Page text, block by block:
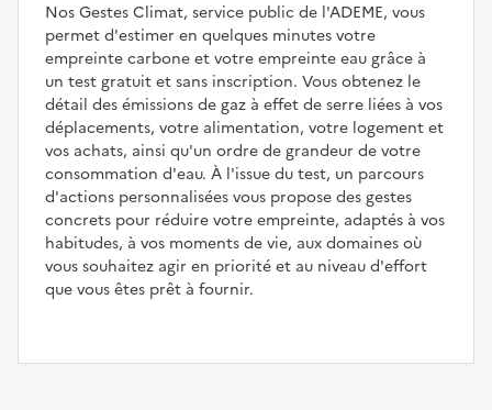
Nos Gestes Climat, service public de l'ADEME, vous
permet d'estimer en quelques minutes votre
empreinte carbone et votre empreinte eau grâce à
un test gratuit et sans inscription. Vous obtenez le
détail des émissions de gaz à effet de serre liées à vos
déplacements, votre alimentation, votre logement et
vos achats, ainsi qu'un ordre de grandeur de votre
consommation d'eau. À l'issue du test, un parcours
d'actions personnalisées vous propose des gestes
concrets pour réduire votre empreinte, adaptés à vos
habitudes, à vos moments de vie, aux domaines où
vous souhaitez agir en priorité et au niveau d'effort
que vous êtes prêt à fournir.